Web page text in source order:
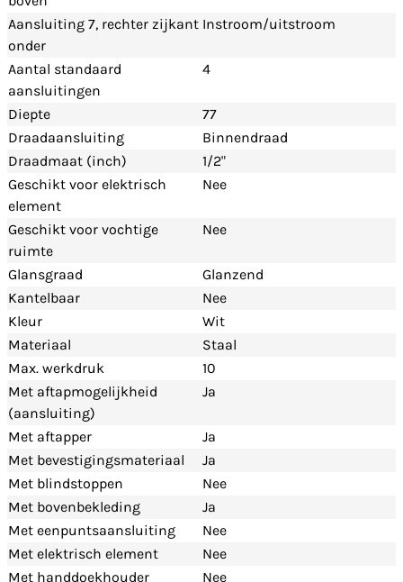
Aansluiting 7, rechter zijkant
onder
Instroom/uitstroom
Aantal standaard
aansluitingen
4
Diepte
77
Draadaansluiting
Binnendraad
Draadmaat (inch)
1/2"
Geschikt voor elektrisch
element
Nee
Geschikt voor vochtige
ruimte
Nee
Glansgraad
Glanzend
Kantelbaar
Nee
Kleur
Wit
Materiaal
Staal
Max. werkdruk
10
Met aftapmogelijkheid
(aansluiting)
Ja
Met aftapper
Ja
Met bevestigingsmateriaal
Ja
Met blindstoppen
Nee
Met bovenbekleding
Ja
Met eenpuntsaansluiting
Nee
Met elektrisch element
Nee
Met handdoekhouder
Nee